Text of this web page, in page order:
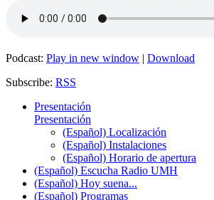
Podcast: Play in new window | Download
Subscribe: RSS
Presentación
Presentación
(Español) Localización
(Español) Instalaciones
(Español) Horario de apertura
(Español) Escucha Radio UMH
(Español) Hoy suena...
(Español) Programas